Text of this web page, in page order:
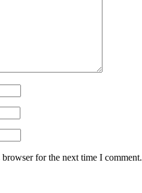
for the next time I comment.